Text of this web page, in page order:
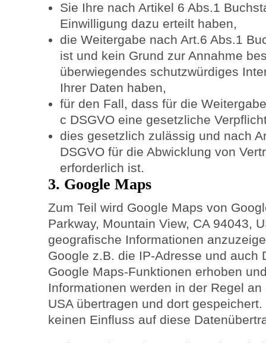
Sie Ihre nach Artikel 6 Abs.1
Einwilligung dazu erteilt haben,
die Weitergabe nach Art.6 Abs.1
ist und kein Grund zur Annahme
überwiegendes schutzwürdiges
Ihrer Daten haben,
für den Fall, dass für die
c DSGVO eine gesetzliche
dies gesetzlich zulässig und nach
DSGVO für die Abwicklung von
erforderlich ist.
3. Google Maps
Zum Teil wird Google Maps von
Parkway, Mountain View, CA 94043,
geografische Informationen
Google z.B. die IP-Adresse und auch
Google Maps-Funktionen erhoben
Informationen werden in der Regel
USA übertragen und dort
keinen Einfluss auf diese